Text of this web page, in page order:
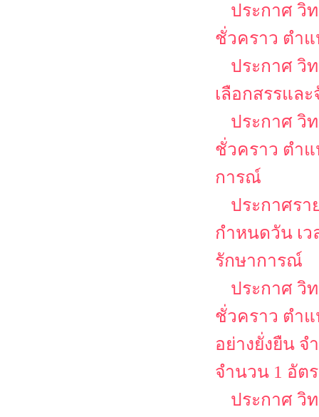
ประกาศ วิ
ชั่วคราว ตำ
ประกาศ วิ
เลือกสรรแล
ประกาศ วิ
ชั่วคราว ตำ
การณ์
ประกาศรา
กำหนดวัน เว
รักษาการณ์
ประกาศ วิ
ชั่วคราว ตำแ
อย่างยั่งยืน
จำนวน 1 อัต
ประกาศ วิ